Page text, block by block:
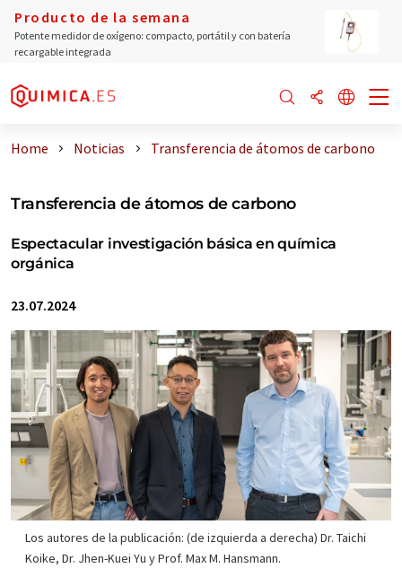
Producto de la semana
Potente medidor de oxígeno: compacto, portátil y con batería
recargable integrada
Home Noticias Transferencia de átomos de carbono
Transferencia de átomos de carbono
Espectacular investigación básica en química
orgánica
23.07.2024
Los autores de la publicación: (de izquierda a derecha) Dr. Taichi
Koike, Dr. Jhen-Kuei Yu y Prof. Max M. Hansmann.